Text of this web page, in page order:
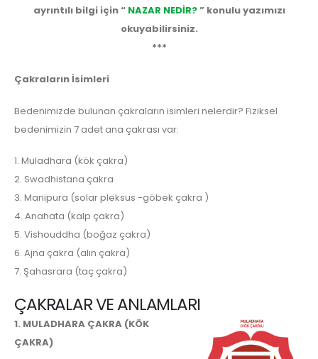
ayrıntılı bilgi için “NAZAR NEDİR?” konulu yazımızı
okuyabilirsiniz.
***
Çakraların İsimleri
Bedenimizde bulunan çakraların isimleri nelerdir? Fiziksel
bedenimizin 7 adet ana çakrası var:
1. Muladhara (kök çakra)
2. Swadhistana çakra
3. Manipura (solar pleksus -göbek çakra )
4. Anahata (kalp çakra)
5. Vishouddha (boğaz çakra)
6. Ajna çakra (alın çakra)
7. Şahasrara (taç çakra)
ÇAKRALAR VE ANLAMLARI
1. MULADHARA ÇAKRA (KÖK
ÇAKRA)